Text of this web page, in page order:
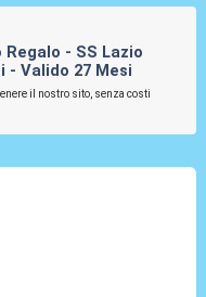
- SS Lazio
- Valido 27 Mesi
il nostro sito, senza costi